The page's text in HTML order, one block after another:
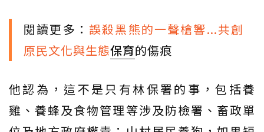
閱讀更多： 誤殺黑熊的一聲槍響...共創
原民文化與生態保育的傷痕
他認為，這不是只有林保署的事，包括養
雞、養蜂及食物管理等涉及防檢署、畜政單